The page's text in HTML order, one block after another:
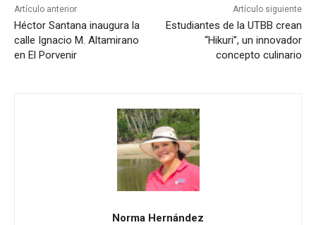
Artículo anterior
Héctor Santana inaugura la
calle Ignacio M. Altamirano
en El Porvenir
Artículo siguiente
Estudiantes de la UTBB crean
“Hikuri”, un innovador
concepto culinario
Norma Hernández